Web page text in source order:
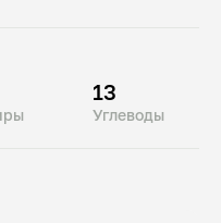
запрос, до 100
можно выбрать.
масло сливочное,
13
Углеводы